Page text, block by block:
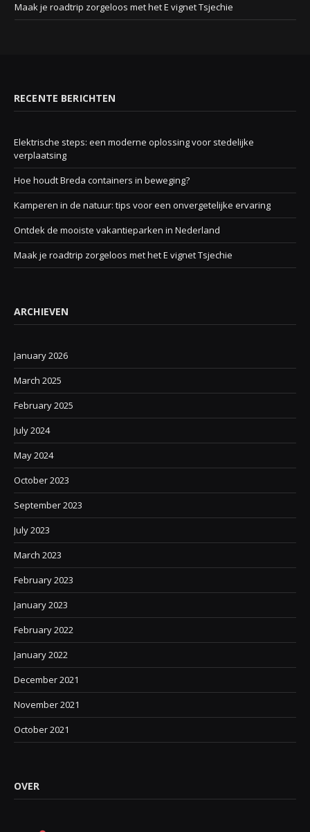
Maak je roadtrip zorgeloos met het E vignet Tsjechie
RECENTE BERICHTEN
Elektrische steps: een moderne oplossing voor stedelijke
verplaatsing
Hoe houdt Breda containers in beweging?
Kamperen in de natuur: tips voor een onvergetelijke ervaring
Ontdek de mooiste vakantieparken in Nederland
Maak je roadtrip zorgeloos met het E vignet Tsjechie
ARCHIEVEN
January 2026
March 2025
February 2025
July 2024
May 2024
October 2023
September 2023
July 2023
March 2023
February 2023
January 2023
February 2022
January 2022
December 2021
November 2021
October 2021
OVER